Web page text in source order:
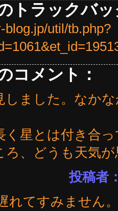
トラックバッ
blog.jp/util/tb.php?
コメント：
しました。なか
く星とは付き合
ろ、どうも天気
投稿者
てすみません